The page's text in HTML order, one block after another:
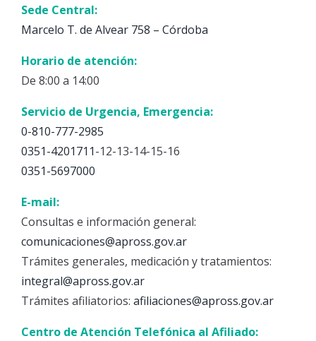
Sede Central:
Marcelo T. de Alvear 758 – Córdoba
Horario de atención:
De 8:00 a 14:00
Servicio de Urgencia, Emergencia:
0-810-777-2985
0351-4201711-12-13-14-15-16
0351-5697000
E-mail:
Consultas e información general:
comunicaciones@apross.gov.ar
Trámites generales, medicación y tratamientos:
integral@apross.gov.ar
Trámites afiliatorios: afiliaciones@apross.gov.ar
Centro de Atención Telefónica al Afiliado: